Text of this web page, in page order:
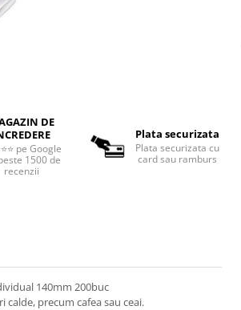
DE
pe Google
1500 de
recenzii
Plata securizata
Plata securizata cu
card sau ramburs
140mm 200buc
precum cafea sau ceai.